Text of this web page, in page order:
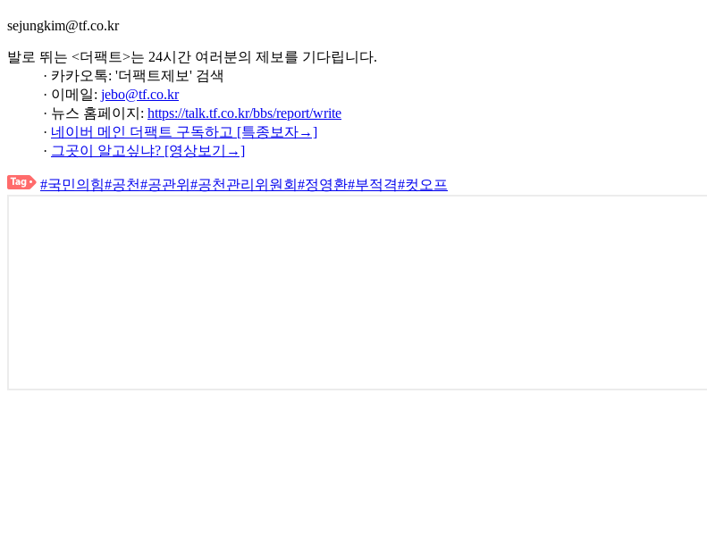
sejungkim@tf.co.kr
발로 뛰는 <더팩트>는 24시간 여러분의 제보를 기다립니다.
· 카카오톡: '더팩트제보' 검색
· 이메일: jebo@tf.co.kr
· 뉴스 홈페이지: https://talk.tf.co.kr/bbs/report/write
· 네이버 메인 더팩트 구독하고 [특종보자→]
· 그곳이 알고싶냐? [영상보기→]
#국민의힘#공천#공관위 #공천관리위원회 #정영환#부적격#컷오프